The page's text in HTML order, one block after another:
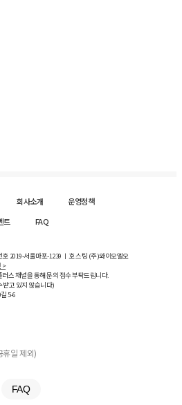
회사소개
운영정책
트 FAQ
2019-서울마포-1239 ㅣ 호스팅 (주)와이오엘오
>
스 채널을 통해 문의 접수 부탁드립니다.
받고 있지 않습니다)
길5-6
휴일 제외)
FAQ